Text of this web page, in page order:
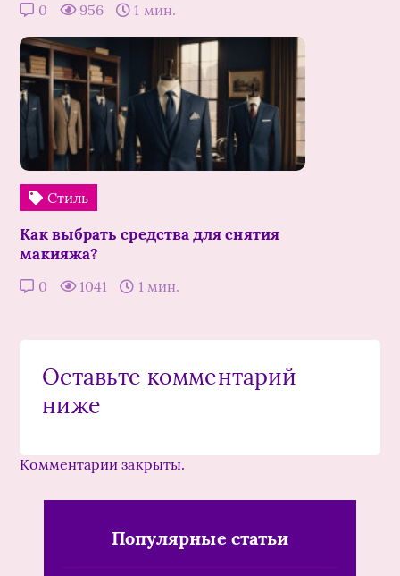
0 956 1 мин.
Стиль
Как выбрать средства для снятия
макияжа?
0 1041 1 мин.
Оставьте комментарий
ниже
Комментарии закрыты.
Популярные статьи